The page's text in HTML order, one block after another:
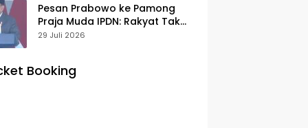
Pesan Prabowo ke Pamong
Praja Muda IPDN: Rakyat Tak
Butuh Birokrasi Berbelit
29 Juli 2026
Booking